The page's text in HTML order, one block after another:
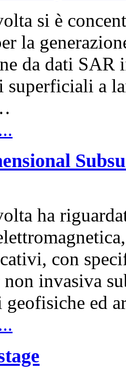
si è
la
da dati SAR
superficiali a
ha
con
non invasiva
geofisiche ed